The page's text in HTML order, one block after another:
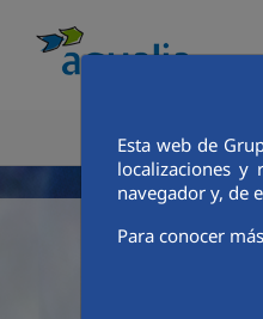
Esta web de
localizaciones y
navegador y, de
Para conocer